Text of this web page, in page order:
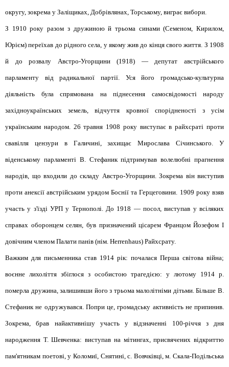
округу, зокрема у Заліщиках, Добрівлянах, Торському, виграє вибори.
З 1910 року разом з дружиною й трьома синами (Семеном, Кирилом,
Юрієм) переїхав до рідного села, у якому жив до кінця свого життя. З 1908
й до розвалу Австро-Угорщини (1918) — депутат австрійського
парламенту від радикальної партії. Уся його громадсько-культурна
діяльність була спрямована на піднесення самосвідомості народу
західноукраїнських земель, відчуття кровної спорідненості з усім
українським народом. 26 травня 1908 року виступає в райхсраті проти
свавілля цензури в Галичині, захищає Мирослава Січинського. У
віденському парламенті В. Стефаник підтримував волелюбні прагнення
народів, що входили до складу Австро-Угорщини. Зокрема він виступив
проти анексії австрійським урядом Боснії та Герцеговини. 1909 року взяв
участь у з'їзді УРП у Тернополі. До 1918 — посол, виступав у всіляких
справах оборонцем селян, був призначений цісарем Францом Йозефом І
довічним членом Палати панів (нім. Herrenhaus) Райхсрату.
Важким для письменника став 1914 рік: почалася Перша світова війна;
воєнне лихоліття збіглося з особистою трагедією: у лютому 1914 р.
померла дружина, залишивши його з трьома малолітніми дітьми. Більше В.
Стефаник не одружувався. Попри це, громадську активність не припинив.
Зокрема, брав найактивнішу участь у відзначенні 100-річчя з дня
народження Т. Шевченка: виступав на мітингах, присвячених відкриттю
пам'ятникам поетові, у Коломиї, Снятині, с. Вовчківці, м. Скала-Подільська